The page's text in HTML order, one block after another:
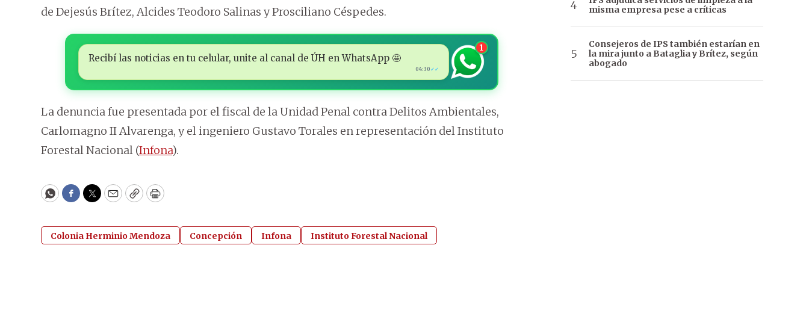
de Dejesús Brítez, Alcides Teodoro Salinas y Prosciliano Céspedes.
Recibí las noticias en tu celular, unite al canal de ÚH en WhatsApp 🤩
04:30 ✓✓
1
La denuncia fue presentada por el fiscal de la Unidad Penal contra Delitos Ambientales,
Carlomagno II Alvarenga, y el ingeniero Gustavo Torales en representación del Instituto
Forestal Nacional (Infona).
WhatsApp
Facebook
Twitter
EmailCopyPrint
Colonia Herminio Mendoza Concepción Infona Instituto Forestal Nacional
misma empresa pese a críticas
Consejeros de IPS también estarían en
la mira junto a Bataglia y Brítez, según
abogado